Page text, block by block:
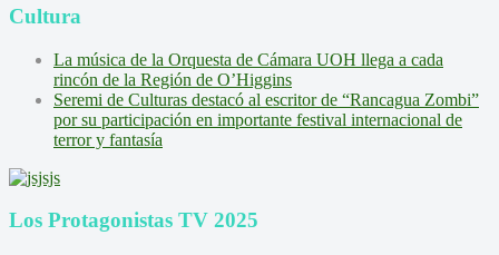
Cultura
La música de la Orquesta de Cámara UOH llega a cada
rincón de la Región de O’Higgins
Seremi de Culturas destacó al escritor de “Rancagua Zombi”
por su participación en importante festival internacional de
terror y fantasía
Los Protagonistas TV 2025